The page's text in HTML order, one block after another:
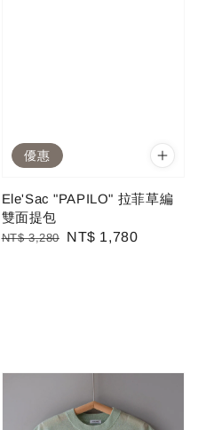
優惠
Ele'Sac "PAPILO" 拉菲草編
雙面提包
Regular
NT$ 3,280
Sale
NT$ 1,780